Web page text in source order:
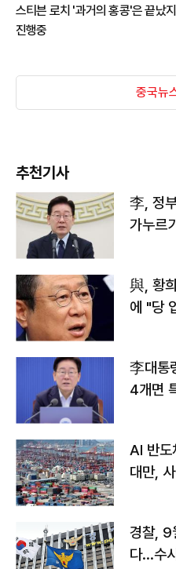
스티븐 로치 '과거의 홍콩'은 끝났
진행중
중국뉴
추천기사
李, 정
가누르
與, 황
에 "당
李대통
4개면
AI 반도
대만,
경찰, 9
다…수